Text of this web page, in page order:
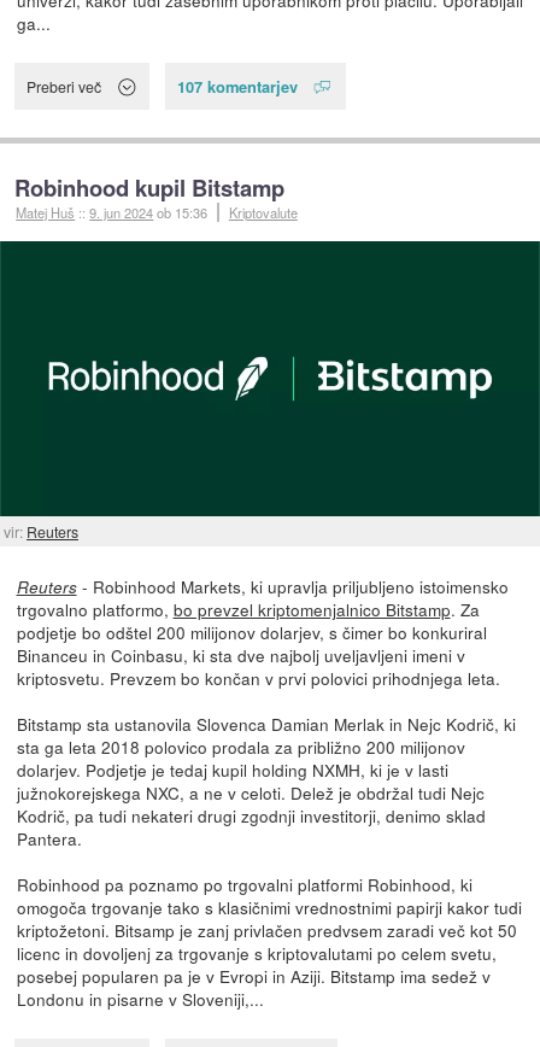
ga...
Preberi več 107 komentarjev
Robinhood kupil Bitstamp
Matej Huš ::9. jun 2024ob 15:36 Kriptovalute
vir: Reuters
Reuters- Robinhood Markets, ki upravlja priljubljeno istoimensko
trgovalno platformo, bo prevzel kriptomenjalnico Bitstamp. Za
podjetje bo odštel 200 milijonov dolarjev, s čimer bo konkuriral
Binanceu in Coinbasu, ki sta dve najbolj uveljavljeni imeni v
kriptosvetu. Prevzem bo končan v prvi polovici prihodnjega leta.
Bitstamp sta ustanovila Slovenca Damian Merlak in Nejc Kodrič, ki
sta ga leta 2018 polovico prodala za približno 200 milijonov
dolarjev. Podjetje je tedaj kupil holding NXMH, ki je v lasti
južnokorejskega NXC, a ne v celoti. Delež je obdržal tudi Nejc
Kodrič, pa tudi nekateri drugi zgodnji investitorji, denimo sklad
Pantera.
Robinhood pa poznamo po trgovalni platformi Robinhood, ki
omogoča trgovanje tako s klasičnimi vrednostnimi papirji kakor tudi
kriptožetoni. Bitsamp je zanj privlačen predvsem zaradi več kot 50
licenc in dovoljenj za trgovanje s kriptovalutami po celem svetu,
posebej popularen pa je v Evropi in Aziji. Bitstamp ima sedež v
Londonu in pisarne v Sloveniji,...